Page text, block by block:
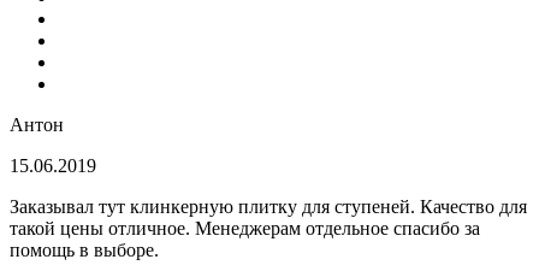
Антон
15.06.2019
Заказывал тут клинкерную плитку для ступеней. Качество для
такой цены отличное. Менеджерам отдельное спасибо за
помощь в выборе.